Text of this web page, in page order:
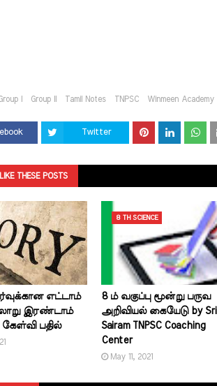
I Group II Tamil Notes TNPSC Winmeen Academy
Twitter
THESE POSTS
எட்டாம்
இரண்டாம்
கேள்வி பதில்
8 TH SCIENCE
8 ம் வகுப்பு மூன்று பருவ
அறிவியல் கையேடு by Sri
Sairam TNPSC Coaching
Center
May 11, 2021